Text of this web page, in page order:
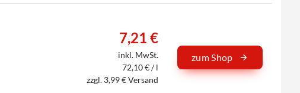
7,21 €
inkl. MwSt.
72,10 € / l
zzgl. 3,99 € Versand
zum Shop